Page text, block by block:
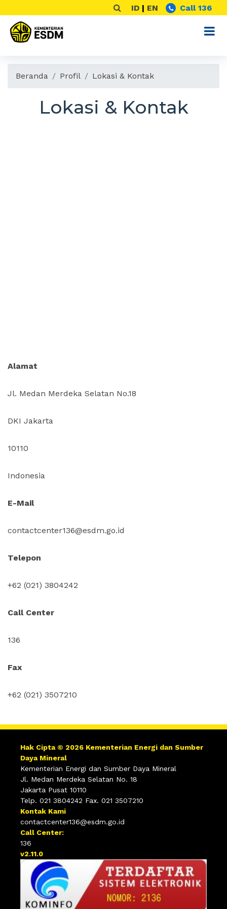
ID | EN Call 136
Beranda Profil Lokasi & Kontak
Lokasi & Kontak
Alamat
Jl. Medan Merdeka Selatan No.18
DKI Jakarta
10110
Indonesia
E-Mail
contactcenter136@esdm.go.id
Telepon
+62 (021) 3804242
Call Center
136
Fax
+62 (021) 3507210
Hak Cipta © 2026 Kementerian Energi dan Sumber
Daya Mineral
Kementerian Energi dan Sumber Daya Mineral
Jl. Medan Merdeka Selatan No. 18
Jakarta Pusat 10110
Telp. 021 3804242 Fax. 021 3507210
Kontak Kami
contactcenter136@esdm.go.id
Call Center:
136
v2.11.0